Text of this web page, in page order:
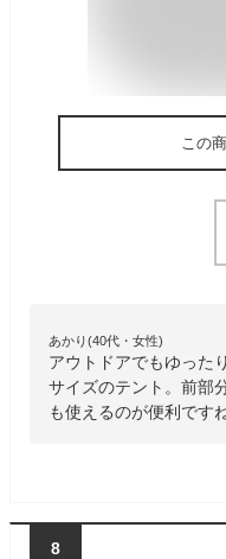
この
あかり(40代・女性)
アウトドアでもゆった
サイズのテント。前部
も使えるのが便利ですね
8